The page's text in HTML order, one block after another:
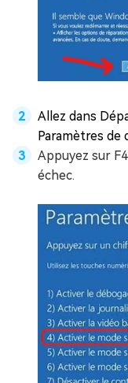
Allez dans
Paramètres de
Appuyez sur
échec.